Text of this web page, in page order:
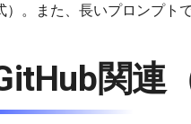
）。また、長いプロンプト
関連